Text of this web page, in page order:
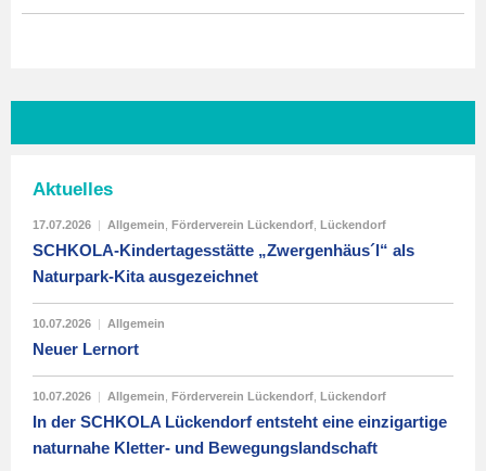
Aktuelles
17.07.2026 | Allgemein Förderverein Lückendorf Lückendorf
SCHKOLA-Kindertagesstätte „Zwergenhäus´l“ als
Naturpark-Kita ausgezeichnet
10.07.2026 | Allgemein
Neuer Lernort
10.07.2026 | Allgemein Förderverein Lückendorf Lückendorf
In der SCHKOLA Lückendorf entsteht eine einzigartige
naturnahe Kletter- und Bewegungslandschaft